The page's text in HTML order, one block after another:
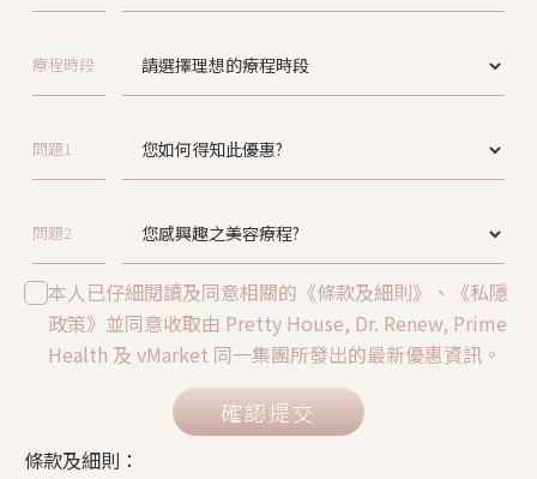
療程時段
問題1
問題2
本人已仔細閱讀及同意相關的《條款及細則》、《私隱
政策》並同意收取由 Pretty House, Dr. Renew, Prime
Health 及 vMarket 同一集團所發出的最新優惠資訊。
確認提交
條款及細則：